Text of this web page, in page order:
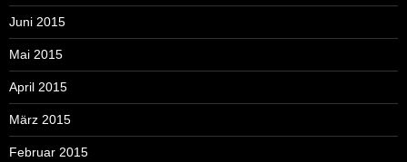
Juni 2015
Mai 2015
April 2015
März 2015
Februar 2015